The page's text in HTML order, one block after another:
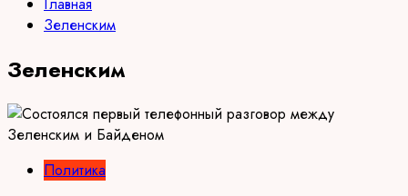
Зеленским
Зеленским
Политика